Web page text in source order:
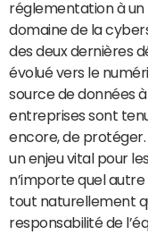
réglementation à un
domaine de la
des deux dernières
évolué vers le
source de données
entreprises sont
encore, de
un enjeu vital pour
n’importe quel
tout naturellement
responsabilité de